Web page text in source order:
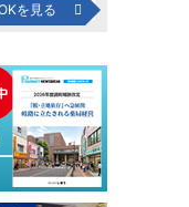
を見る